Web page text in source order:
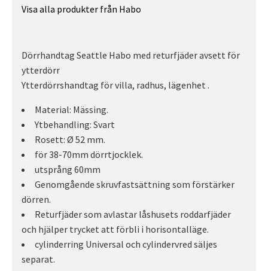
Visa alla produkter från Habo
Dörrhandtag Seattle Habo med returfjäder avsett för
ytterdörr
Ytterdörrshandtag för villa, radhus, lägenhet .
Material: Mässing.
Ytbehandling: Svart
Rosett: Ø 52 mm.
för 38-70mm dörrtjocklek.
utsprång 60mm
Genomgående skruvfastsättning som förstärker
dörren.
Returfjäder som avlastar låshusets roddarfjäder
och hjälper trycket att förbli i horisontalläge.
cylinderring Universal och cylindervred säljes
separat.